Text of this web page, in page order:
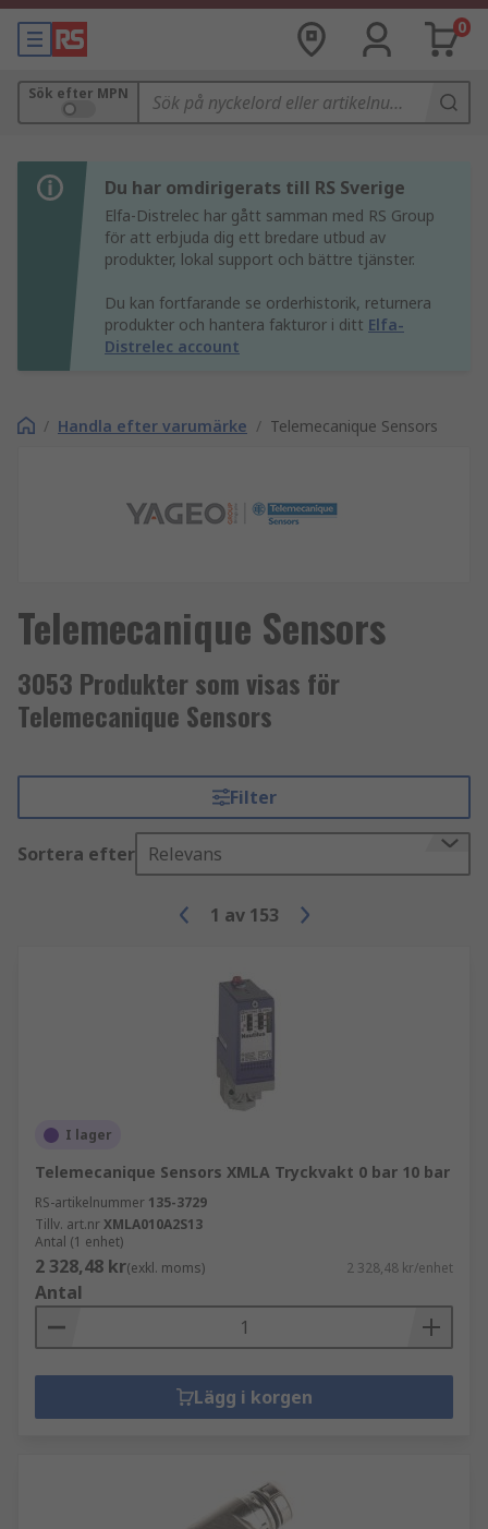
0
Sök efter MPN
Du har omdirigerats till RS Sverige
Elfa-Distrelec har gått samman med RS Group
för att erbjuda dig ett bredare utbud av
produkter, lokal support och bättre tjänster.
Du kan fortfarande se orderhistorik, returnera
produkter och hantera fakturor i ditt Elfa-
Distrelec account
/ Handla efter varumärke / Telemecanique Sensors
Telemecanique Sensors
3053 Produkter som visas för
Telemecanique Sensors
Filter
Sortera efter Relevans
1 av 153
I lager
Telemecanique Sensors XMLA Tryckvakt 0 bar 10 bar
RS-artikelnummer 135-3729
Tillv. art.nrXMLA010A2S13
Antal (1 enhet)
2 328,48 kr(exkl. moms) 2 328,48 kr/enhet
Antal
Lägg i korgen